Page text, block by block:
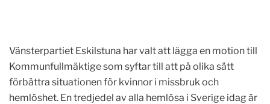
Vänsterpartiet Eskilstuna har valt att lägga en motion till
Kommunfullmäktige som syftar till att på olika sätt
förbättra situationen för kvinnor i missbruk och
hemlöshet. En tredjedel av alla hemlösa i Sverige idag är